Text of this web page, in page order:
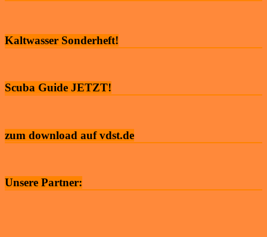
Kaltwasser Sonderheft!
Scuba Guide JETZT!
zum download auf vdst.de
Unsere Partner: